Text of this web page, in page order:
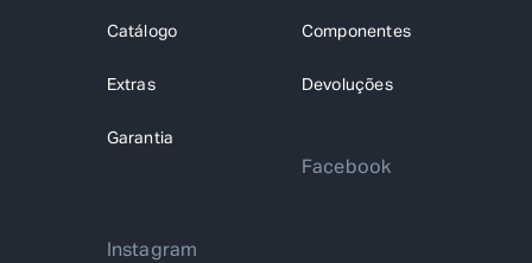
Catálogo Componentes
Extras Devoluções
Garantia
Facebook
Instagram